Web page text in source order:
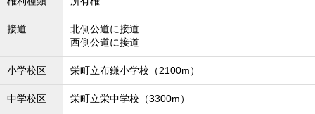
接道
北側公道に接道
西側公道に接道
小学校区 栄町立布鎌小学校（2100m）
中学校区 栄町立栄中学校（3300m）